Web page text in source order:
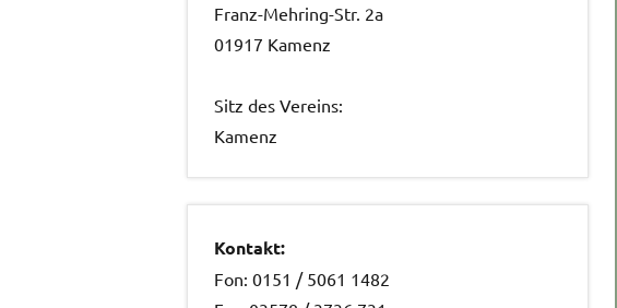
Franz-Mehring-Str. 2a
01917 Kamenz
Sitz des Vereins:
Kamenz
Kontakt:
Fon: 0151 / 5061 1482